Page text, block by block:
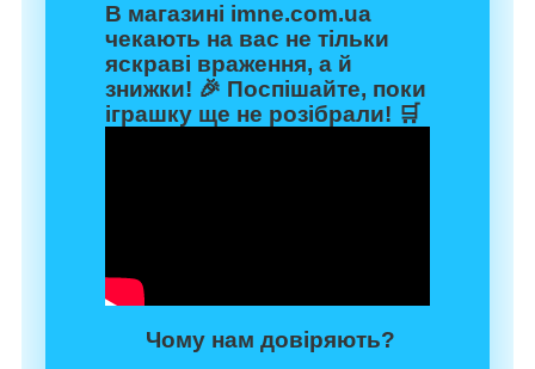
В магазині imne.com.ua
чекають на вас не тільки
яскраві враження, а й
знижки! 🎉 Поспішайте, поки
іграшку ще не розібрали! 🛒
Чому нам довіряють?